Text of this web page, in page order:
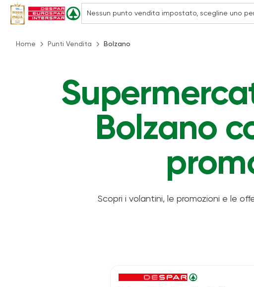
Home Punti Vendita Bolzano
Bolzano
Scopri i volantini, le promozioni e le